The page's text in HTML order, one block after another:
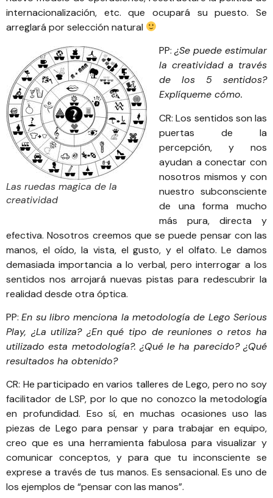
internacionalización, etc. que ocupará su puesto. Se
arreglará por selección natural
Las ruedas magica de la
creatividad
PP: ¿Se puede estimular
la creatividad a través
de los 5 sentidos?
Explíqueme cómo.
CR: Los sentidos son las
puertas de la
percepción, y nos
ayudan a conectar con
nosotros mismos y con
nuestro subconsciente
de una forma mucho
más pura, directa y
efectiva. Nosotros creemos que se puede pensar con las
manos, el oído, la vista, el gusto, y el olfato. Le damos
demasiada importancia a lo verbal, pero interrogar a los
sentidos nos arrojará nuevas pistas para redescubrir la
realidad desde otra óptica.
PP:En su libro menciona la metodología de Lego Serious
Play, ¿La utiliza? ¿En qué tipo de reuniones o retos ha
utilizado esta metodología?. ¿Qué le ha parecido? ¿Qué
resultados ha obtenido?
CR: He participado en varios talleres de Lego, pero no soy
facilitador de LSP, por lo que no conozco la metodología
en profundidad. Eso sí, en muchas ocasiones uso las
piezas de Lego para pensar y para trabajar en equipo,
creo que es una herramienta fabulosa para visualizar y
comunicar conceptos, y para que tu inconsciente se
exprese a través de tus manos. Es sensacional. Es uno de
los ejemplos de “pensar con las manos”.